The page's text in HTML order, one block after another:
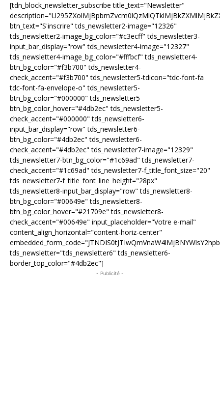
[tdn_block_newsletter_subscribe title_text="Newsletter"
btn_text="S'inscrire" tds_newsletter2-image="12326"
tds_newsletter2-image_bg_color="#c3ecff" tds_newsletter3-
input_bar_display="row" tds_newsletter4-image="12327"
tds_newsletter4-image_bg_color="#fffbcf" tds_newsletter4-
btn_bg_color="#f3b700" tds_newsletter4-
check_accent="#f3b700" tds_newsletter5-tdicon="tdc-font-fa
tdc-font-fa-envelope-o" tds_newsletter5-
btn_bg_color="#000000" tds_newsletter5-
btn_bg_color_hover="#4db2ec" tds_newsletter5-
check_accent="#000000" tds_newsletter6-
input_bar_display="row" tds_newsletter6-
btn_bg_color="#4db2ec" tds_newsletter6-
check_accent="#4db2ec" tds_newsletter7-image="12329"
tds_newsletter7-btn_bg_color="#1c69ad" tds_newsletter7-
check_accent="#1c69ad" tds_newsletter7-f_title_font_size="20"
tds_newsletter7-f_title_font_line_height="28px"
tds_newsletter8-input_bar_display="row" tds_newsletter8-
btn_bg_color="#00649e" tds_newsletter8-
btn_bg_color_hover="#21709e" tds_newsletter8-
check_accent="#00649e" input_placeholder="Votre e-mail"
content_align_horizontal="content-horiz-center"
tds_newsletter="tds_newsletter6" tds_newsletter6-
border_top_color="#4db2ec"]
- Publicité -